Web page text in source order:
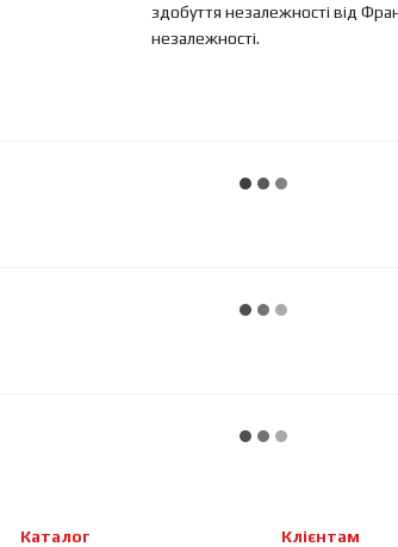
здобуття незалежності від
незалежності.
Каталог Клієнтам